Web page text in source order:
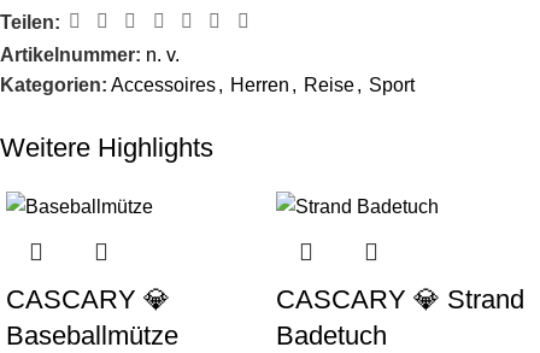
Teilen:
Artikelnummer: n. v.
Kategorien: Accessoires, Herren , Reise, Sport
Weitere Highlights
CASCARY 💎
Baseballmütze
CASCARY 💎 Strand
Badetuch